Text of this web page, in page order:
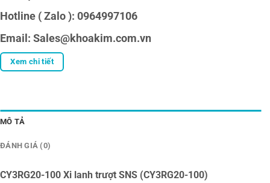
Hotline ( Zalo ): 0964997106
Email: Sales@khoakim.com.vn
Xem chi tiết
MÔ TẢ
ĐÁNH GIÁ (0)
CY3RG20-100 Xi lanh trượt SNS (CY3RG20-100)